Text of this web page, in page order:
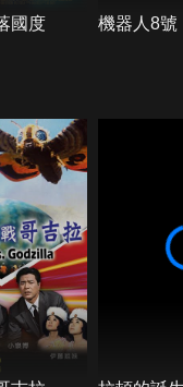
國度 機器人8號